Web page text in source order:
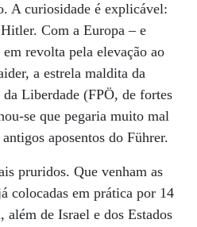
A curiosidade é explicável:
Com a Europa – e
revolta pela elevação ao
a estrela maldita da
Liberdade (FPÖ, de fortes
se que pegaria muito mal
aposentos do Führer.
pruridos. Que venham as
colocadas em prática por 14
além de Israel e dos Estados